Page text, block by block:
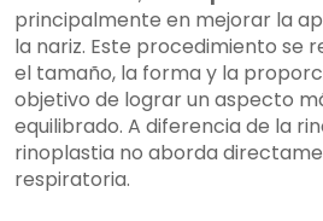
principalmente en mejorar la
la nariz. Este procedimiento se
el tamaño, la forma y la
objetivo de lograr un aspecto
equilibrado. A diferencia de la
rinoplastia no aborda
respiratoria.